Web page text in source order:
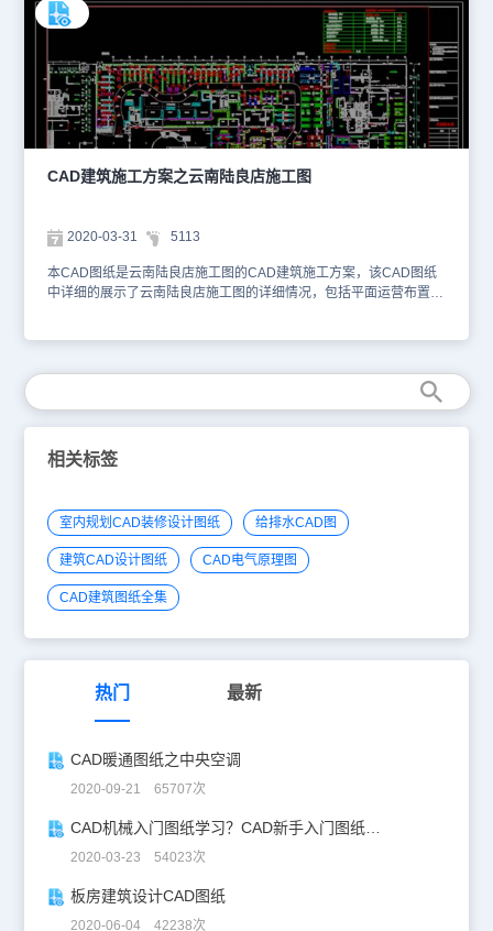
辰CAD软件官网进行查看学习交流。
CAD建筑施工方案之云南陆良店施工图
2020-03-31 5113
本CAD图纸是云南陆良店施工图的CAD建筑施工方案，该CAD图纸
中详细的展示了云南陆良店施工图的详细情况，包括平面运营布置图
相关标签
室内规划CAD装修设计图纸 给排水CAD图
建筑CAD设计图纸 CAD电气原理图
CAD建筑图纸全集
热门 最新
CAD暖通图纸之中央空调
2020-09-21 65707次
CAD机械入门图纸学习？CAD新手入门图纸练习
2020-03-23 54023次
板房建筑设计CAD图纸
2020-06-04 42238次